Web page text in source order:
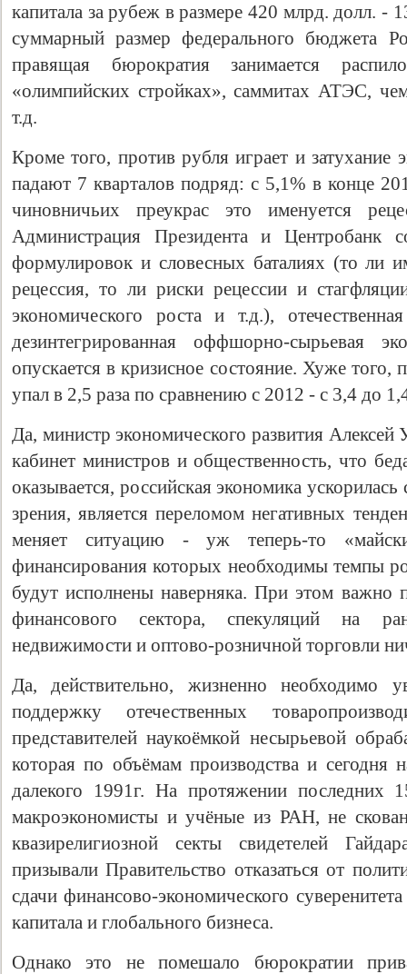
капитала за рубеж в размере 420 млрд. долл. -
суммарный размер федерального бюджета
правящая бюрократия занимается
«олимпийских стройках», саммитах АТЭС,
т.д.
Кроме того, против рубля играет и
падают 7 кварталов подряд: с 5,1% в конце
чиновничьих преукрас это именуется
Администрация Президента и Центробанк
формулировок и словесных баталиях (то ли
рецессия, то ли риски рецессии и
экономического роста и т.д.),
дезинтегрированная оффшорно-сырьевая
опускается в кризисное состояние. Хуже
упал в 2,5 раза по сравнению с 2012 - с 3,4 до
Да, министр экономического развития Алексей
кабинет министров и общественность, что
оказывается, российская экономика
зрения, является переломом негативных
меняет ситуацию - уж теперь-то
финансирования которых необходимы темпы
будут исполнены наверняка. При этом важно
финансового сектора, спекуляций на
недвижимости и оптово-розничной торговли
Да, действительно, жизненно необходимо
поддержку отечественных
представителей наукоёмкой несырьевой
которая по объёмам производства и сегодня
далекого 1991г. На протяжении последних
макроэкономисты и учёные из РАН, не
квазирелигиозной секты свидетелей
призывали Правительство отказаться от
сдачи финансово-экономического
капитала и глобального бизнеса.
Однако это не помешало бюрократии